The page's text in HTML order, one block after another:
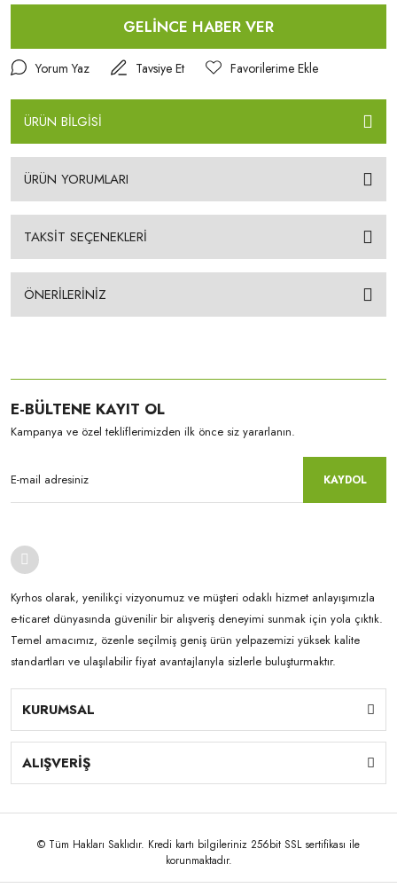
GELİNCE HABER VER
Yorum Yaz Tavsiye Et
ÜRÜN BİLGİSİ
ÜRÜN YORUMLARI
TAKSİT SEÇENEKLERİ
ÖNERİLERİNİZ
E-BÜLTENE KAYIT OL
Kampanya ve özel tekliflerimizden ilk önce siz yararlanın.
KAYDOL
Kyrhos olarak, yenilikçi vizyonumuz ve müşteri odaklı hizmet anlayışımızla
e-ticaret dünyasında güvenilir bir alışveriş deneyimi sunmak için yola çıktık.
Temel amacımız, özenle seçilmiş geniş ürün yelpazemizi yüksek kalite
standartları ve ulaşılabilir fiyat avantajlarıyla sizlerle buluşturmaktır.
KURUMSAL
ALIŞVERİŞ
© Tüm Hakları Saklıdır. Kredi kartı bilgileriniz 256bit SSL sertifikası ile
korunmaktadır.